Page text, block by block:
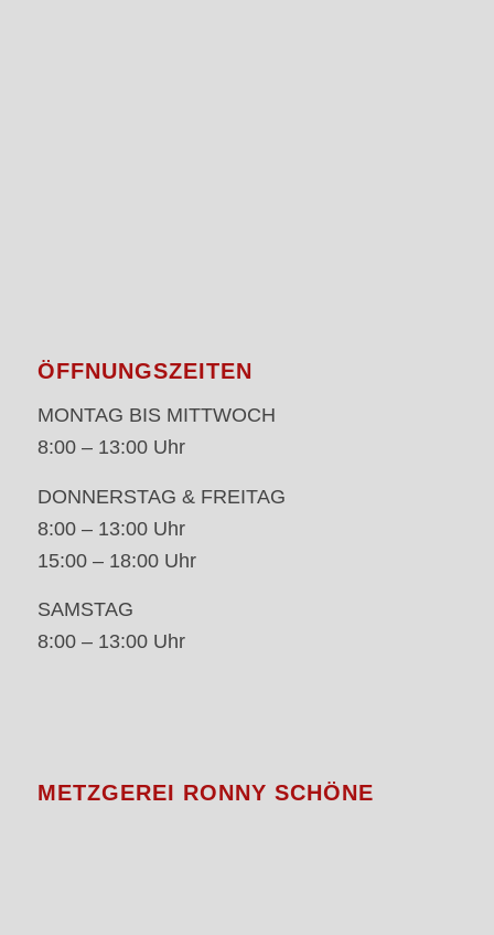
ÖFFNUNGSZEITEN
MONTAG BIS MITTWOCH
8:00 – 13:00 Uhr
DONNERSTAG & FREITAG
8:00 – 13:00 Uhr
15:00 – 18:00 Uhr
SAMSTAG
8:00 – 13:00 Uhr
METZGEREI RONNY SCHÖNE